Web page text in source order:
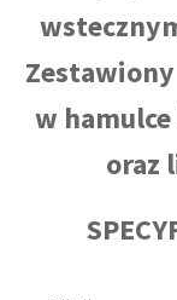
w
oraz